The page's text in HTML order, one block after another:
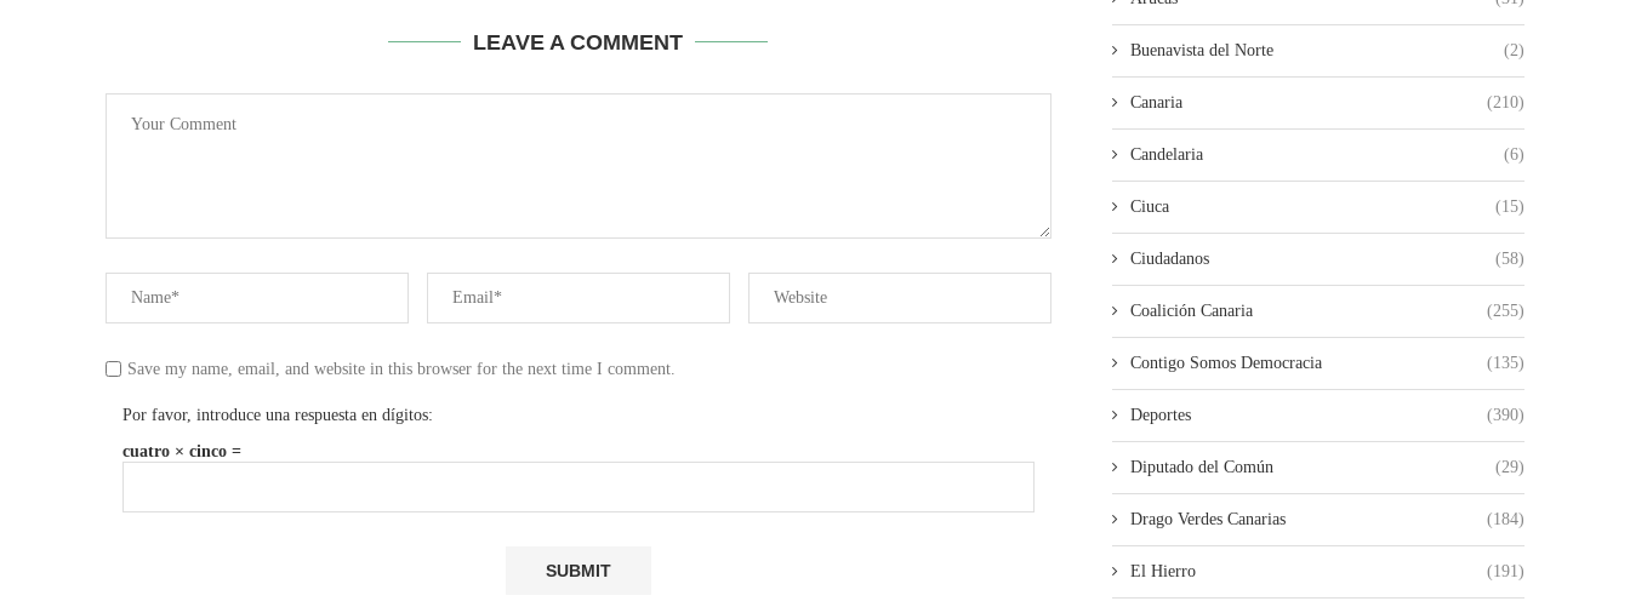
LEAVE A COMMENT
Save my name, email, and website in this browser for the next time I comment.
Por favor, introduce una respuesta en dígitos:
cuatro × cinco =
Buenavista del Norte (2)
Canaria (210)
Candelaria (6)
Ciuca (15)
Ciudadanos (58)
Coalición Canaria (255)
Contigo Somos Democracia (135)
Deportes (390)
Diputado del Común (29)
Drago Verdes Canarias (184)
El Hierro (191)